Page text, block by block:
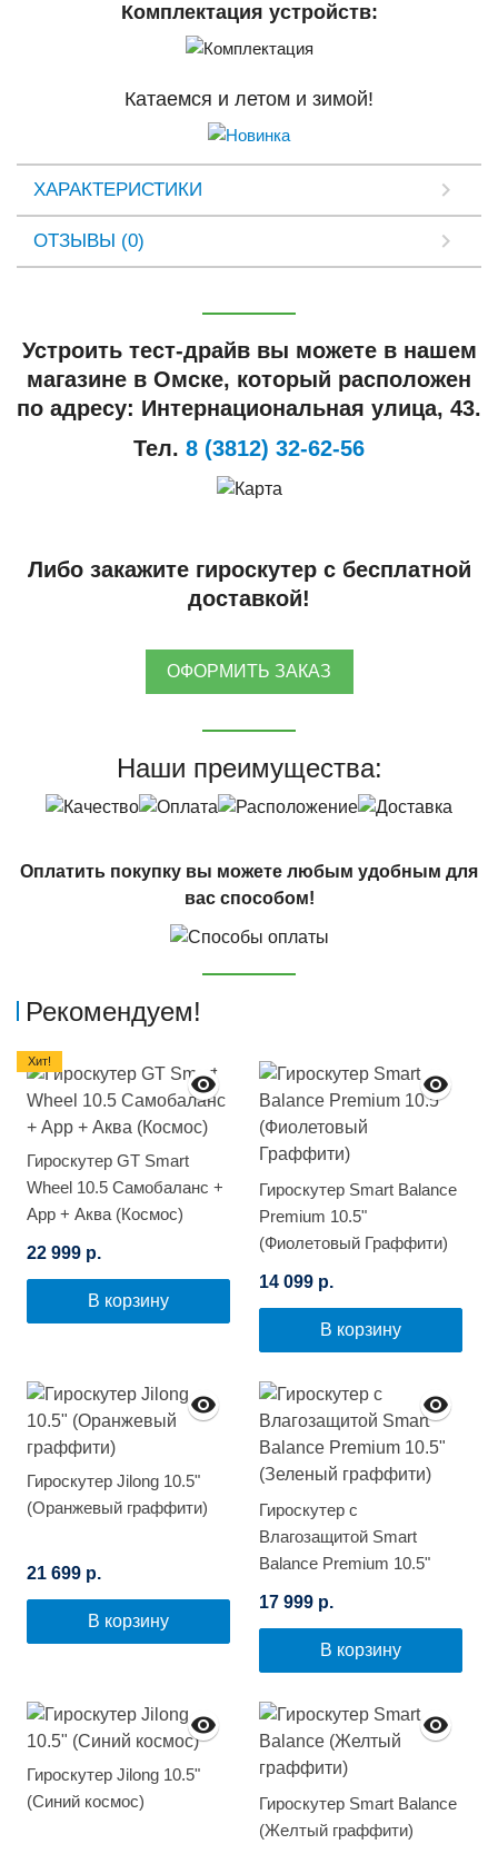
Комплектация устройств:
Катаемся и летом и зимой!
ХАРАКТЕРИСТИКИ
ОТЗЫВЫ (0)
Устроить тест-драйв вы можете в нашем
магазине в Омске, который расположен
по адресу: Интернациональная улица, 43.
Тел. 8 (3812) 32-62-56
Либо закажите гироскутер с бесплатной
доставкой!
ОФОРМИТЬ ЗАКАЗ
Наши преимущества:
Оплатить покупку вы можете любым удобным для
вас способом!
Рекомендуем!
Гироскутер GT Smart
Wheel 10.5 Самобаланс +
App + Аква (Космос)
22 999 р.
В корзину
Хит!
Гироскутер Smart Balance
Premium 10.5"
(Фиолетовый Граффити)
14 099 р.
В корзину
Гироскутер Jilong 10.5"
(Оранжевый граффити)
21 699 р.
В корзину
Гироскутер с
Влагозащитой Smart
Balance Premium 10.5"
17 999 р.
В корзину
Гироскутер Jilong 10.5"
(Синий космос)
Гироскутер Smart Balance
(Желтый граффити)